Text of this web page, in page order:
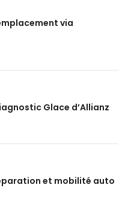
via
Glace d’Allianz
et mobilité auto